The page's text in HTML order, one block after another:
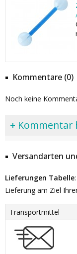
Kommentare (0)
Noch keine
+ Kommentar
Versandarten
Lieferungen Tabelle
Lieferung am Ziel
Transportmittel